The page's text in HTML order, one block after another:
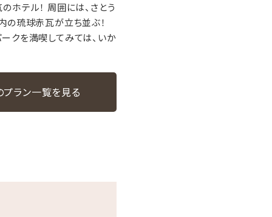
ホテル！ 周囲には、さとう
の琉球赤瓦が立ち並ぶ！
クを満喫してみては、いか
プラン一覧を見る